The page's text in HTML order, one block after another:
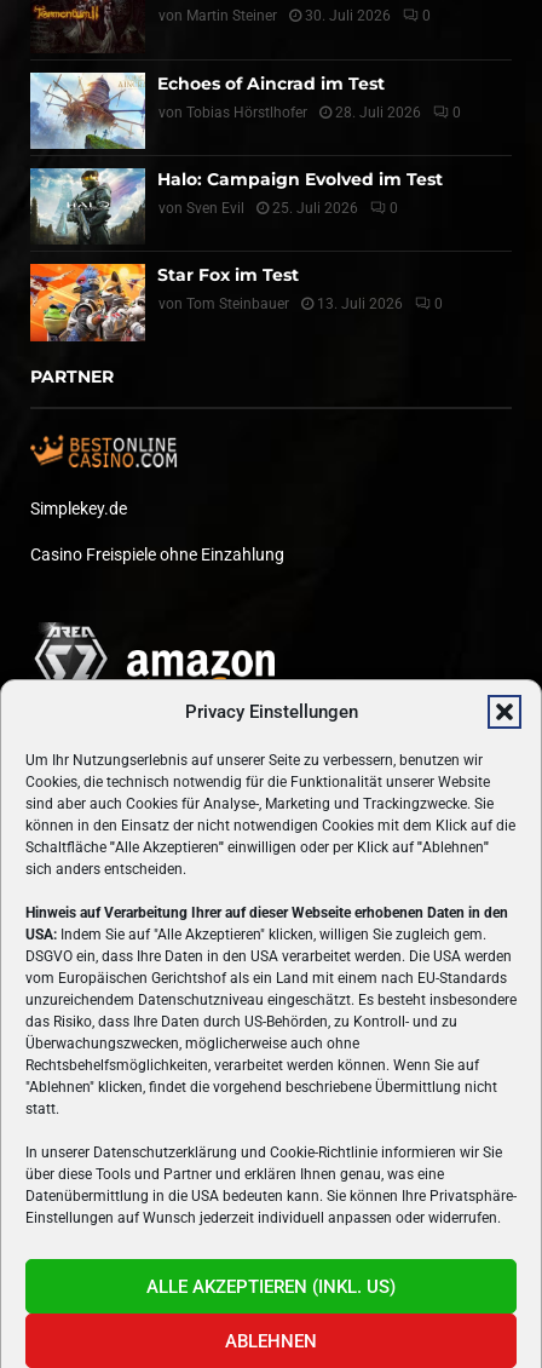
Privacy Einstellungen
Um Ihr Nutzungserlebnis auf unserer Seite zu verbessern, benutzen wir
Cookies, die technisch notwendig für die Funktionalität unserer Website
sind aber auch Cookies für Analyse-, Marketing und Trackingzwecke. Sie
können in den Einsatz der nicht notwendigen Cookies mit dem Klick auf die
Schaltfläche "Alle Akzeptieren" einwilligen oder per Klick auf"Ablehnen"
sich anders entscheiden.
Hinweis auf Verarbeitung Ihrer auf dieser Webseite erhobenen Daten in den
USA: Indem Sie auf "Alle Akzeptieren" klicken, willigen Sie zugleich gem.
DSGVO ein, dass Ihre Daten in den USA verarbeitet werden. Die USA werden
vom Europäischen Gerichtshof als ein Land mit einem nach EU-Standards
unzureichendem Datenschutzniveau eingeschätzt. Es besteht insbesondere
das Risiko, dass Ihre Daten durch US-Behörden, zu Kontroll- und zu
Überwachungszwecken, möglicherweise auch ohne
Rechtsbehelfsmöglichkeiten, verarbeitet werden können. Wenn Sie auf
"Ablehnen" klicken, findet die vorgehend beschriebene Übermittlung nicht
statt.
In unserer Datenschutzerklärung und Cookie-Richtlinie informieren wir Sie
über diese Tools und Partner und erklären Ihnen genau, was eine
Datenübermittlung in die USA bedeuten kann. Sie können Ihre Privatsphäre-
Einstellungen auf Wunsch jederzeit individuell anpassen oder widerrufen.
ALLE AKZEPTIEREN (INKL. US)
ABLEHNEN
von Martin Steiner 30. Juli 2026 0
Echoes of Aincrad im Test
von Tobias Hörstlhofer 28. Juli 2026 0
Halo: Campaign Evolved im Test
von Sven Evil 25. Juli 2026 0
Star Fox im Test
von Tom Steinbauer 13. Juli 2026 0
PARTNER
Simplekey.de
Casino Freispiele ohne Einzahlung
ÜBER UNS
VON GAMERN, FÜR GAMER! Gamers.at ist das älteste Online-
Spielemagazin Österreichs und bringt täglich aktuelle News,
Reviews und Videos zu PC- und Konsolenspielen, Gaming-
Hardware und aus der Welt des e-Sport's.
FOLGE UNS